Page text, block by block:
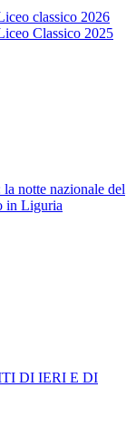
classico 2026
Classico 2025
notte nazionale del
in Liguria
DI IERI E DI